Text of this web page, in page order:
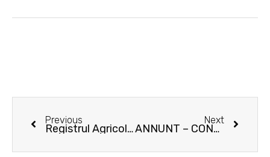
Prev
Previous
Registrul Agricol, schimbat începând cu anul 2020!
Next
ANNUNT – CONCURS
Next